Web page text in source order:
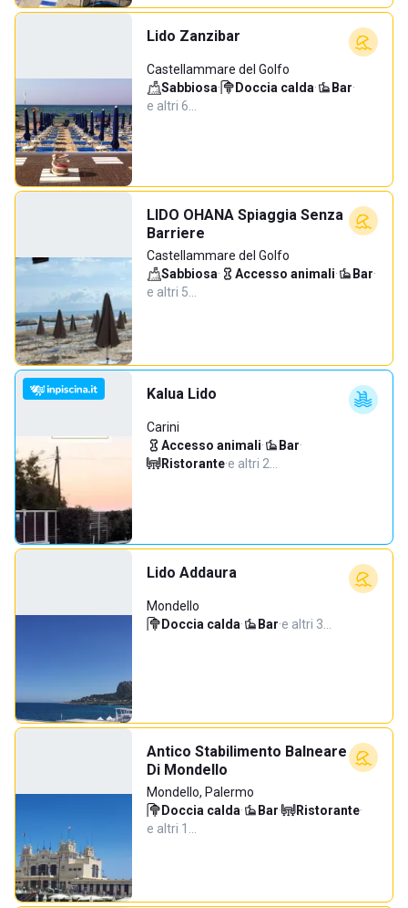
Lido Zanzibar
Castellammare del Golfo
Sabbiosa· Doccia calda· Bar·
e altri 6…
LIDO OHANA Spiaggia Senza
Barriere
Castellammare del Golfo
Sabbiosa· Accesso animali· Bar·
e altri 5…
Kalua Lido
Carini
Accesso animali· Bar·
Ristorante·e altri 2…
Lido Addaura
Mondello
Doccia calda· Bar·e altri 3…
Antico Stabilimento Balneare
Di Mondello
Mondello, Palermo
Doccia calda· Bar· Ristorante·
e altri 1…